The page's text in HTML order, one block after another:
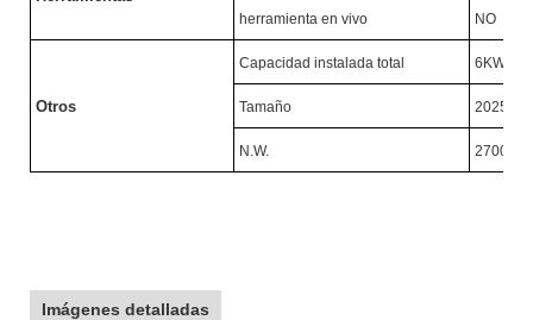
herramienta en vivo NO
Otros
Capacidad instalada total 6KW
Tamaño
N.W. 2700KG
Imágenes detalladas